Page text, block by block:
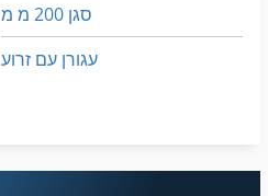
סגן 200 מ מ
עגורן עם זרוע